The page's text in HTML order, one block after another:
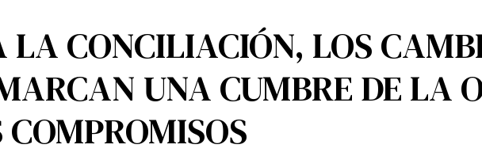
LA CONCILIACIÓN, LOS
UNA CUMBRE DE LA